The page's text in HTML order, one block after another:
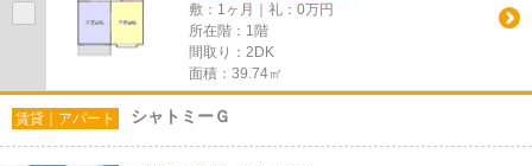
敷：1ヶ月｜礼：0万円
所在階：1階
間取り：2DK
面積：39.74㎡
賃貸｜アパート シャトミーＧ